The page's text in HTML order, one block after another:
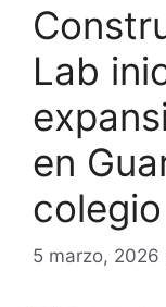
Lab
en
5 marzo, 2026